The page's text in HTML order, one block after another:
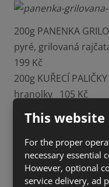
200g PANENKA
pyré, grilovaná
199 Kč
200g KUŘECÍ
hranolky 105 Kč
100g NAKLÁDANÝ
250g ŠOPSKÝ
SACHER SE
HŘÍŠNÝ
This website
For the proper
necessary essential
However, optional
service delivery, ad